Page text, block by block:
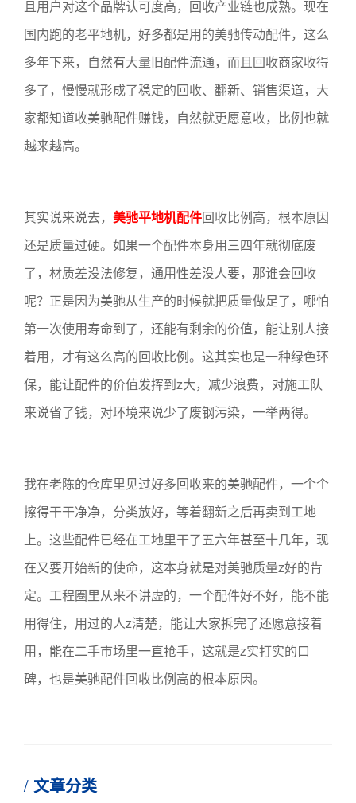
且用户对这个品牌认可度高，回收产业链也成熟。现在
国内跑的老平地机，好多都是用的美驰传动配件，这么
多年下来，自然有大量旧配件流通，而且回收商家收得
多了，慢慢就形成了稳定的回收、翻新、销售渠道，大
家都知道收美驰配件赚钱，自然就更愿意收，比例也就
越来越高。
其实说来说去， 美驰平地机配件回收比例高，根本原因
还是质量过硬。如果一个配件本身用三四年就彻底废
了，材质差没法修复，通用性差没人要，那谁会回收
呢？正是因为美驰从生产的时候就把质量做足了，哪怕
第一次使用寿命到了，还能有剩余的价值，能让别人接
着用，才有这么高的回收比例。这其实也是一种绿色环
保，能让配件的价值发挥到z大，减少浪费，对施工队
来说省了钱，对环境来说少了废钢污染，一举两得。
我在老陈的仓库里见过好多回收来的美驰配件，一个个
擦得干干净净，分类放好，等着翻新之后再卖到工地
上。这些配件已经在工地里干了五六年甚至十几年，现
在又要开始新的使命，这本身就是对美驰质量z好的肯
定。工程圈里从来不讲虚的，一个配件好不好，能不能
用得住，用过的人z清楚，能让大家拆完了还愿意接着
用，能在二手市场里一直抢手，这就是z实打实的口
碑，也是美驰配件回收比例高的根本原因。
文章分类